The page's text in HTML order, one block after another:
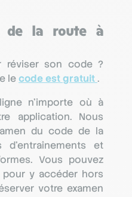
de la route à
réviser son code ?
lecode est gratuit.
n’importe où à
application. Nous
du code de la
et
Vous pouvez
y accéder hors
votre examen